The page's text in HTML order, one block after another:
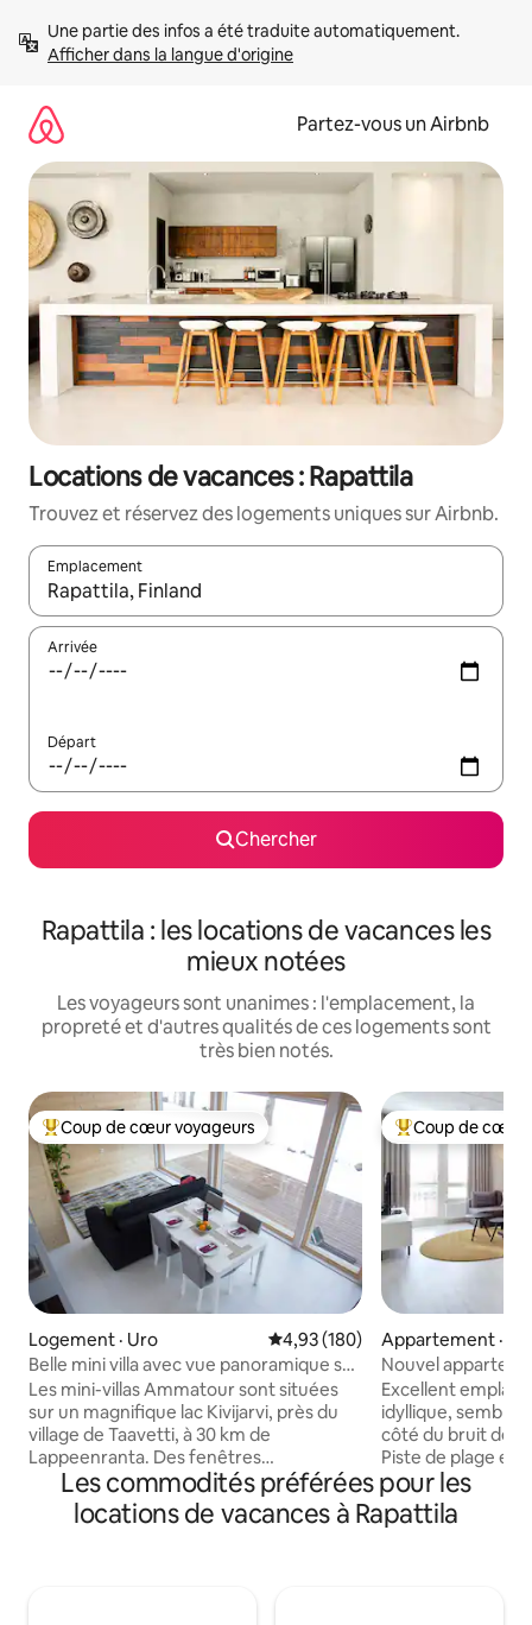
directement
Afficher dans la langue d'origine
Partez-vous un Airbnb
Locations de vacances : Rapattila
Trouvez et réservez des logements uniques sur Airbnb.
Emplacement
Quand les résultats sont affichés, parcourez-les en utilisant
Arrivée
Départ
Chercher
Rapattila : les locations de vacances les
mieux notées
Les voyageurs sont unanimes : l'emplacement, la
propreté et d'autres qualités de ces logements sont
très bien notés.
Coup de cœur voyageurs parmi les plus aimés
Coup de cœur voyageurs
Logement · Uro Note moyenne de 4,93 sur 5,
4,93 (180)
Belle mini villa avec vue panoramique sur
le lac
Les mini-villas Ammatour sont situées
sur un magnifique lac Kivijarvi, près du
village de Taavetti, à 30 km de
Lappeenranta. Des fenêtres
panoramiques avec vue imprenable sur
l'eau, une atmosphère chaleureuse et
toutes les commodités pour un repos
Coup de cœur
Coup de cœur
Appartement ·
ta
Nouvel
centre,
Excellent
idyllique,
côté du bruit de
Piste de plage et
L'appartement
achevé dispose
entièrement
Les commodités préférées pour les
locations de vacances à Rapattila